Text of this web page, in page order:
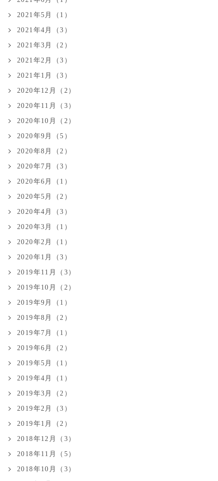
2021年5月（1）
2021年4月（3）
2021年3月（2）
2021年2月（3）
2021年1月（3）
2020年12月（2）
2020年11月（3）
2020年10月（2）
2020年9月（5）
2020年8月（2）
2020年7月（3）
2020年6月（1）
2020年5月（2）
2020年4月（3）
2020年3月（1）
2020年2月（1）
2020年1月（3）
2019年11月（3）
2019年10月（2）
2019年9月（1）
2019年8月（2）
2019年7月（1）
2019年6月（2）
2019年5月（1）
2019年4月（1）
2019年3月（2）
2019年2月（3）
2019年1月（2）
2018年12月（3）
2018年11月（5）
2018年10月（3）